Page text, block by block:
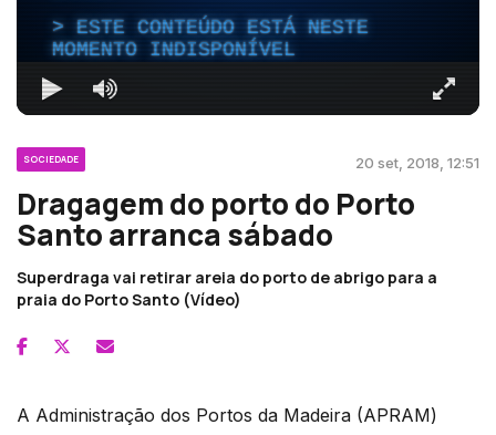
ESTE CONTEÚDO ESTÁ NESTE
MOMENTO INDISPONÍVEL
SOCIEDADE 20 set, 2018, 12:51
Dragagem do porto do Porto
Santo arranca sábado
Superdraga vai retirar areia do porto de abrigo para a
praia do Porto Santo (Vídeo)
A Administração dos Portos da Madeira (APRAM)